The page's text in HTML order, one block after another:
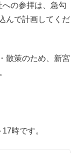
の参拝は、急勾
んで計画してくだ
散策のため、新宮
時です。